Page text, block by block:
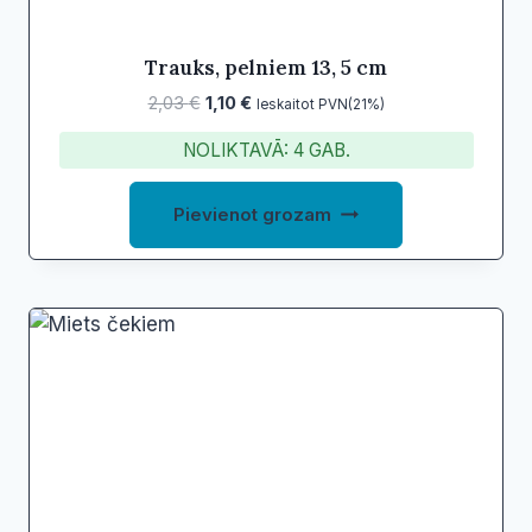
Trauks, pelniem 13, 5 cm
2,03€ Original
price
was:
2,03 €.
1,10€Current
price
is:
1,10 €.
Ieskaitot PVN(21%)
NOLIKTAVĀ: 4 GAB.
Pievienot grozam